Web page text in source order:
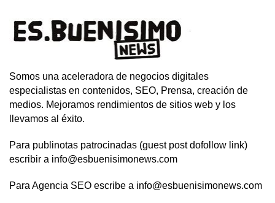
Somos una aceleradora de negocios digitales
especialistas en contenidos, SEO, Prensa, creación de
medios. Mejoramos rendimientos de sitios web y los
llevamos al éxito.
Para publinotas patrocinadas (guest post dofollow link)
escribir a info@esbuenisimonews.com
Para Agencia SEO escribe a info@esbuenisimonews.com